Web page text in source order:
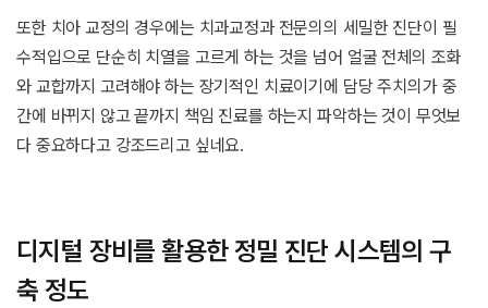
또한 치아 교정의 경우에는 치과교정과 전문의의 세밀한 진단이 필
수적입으로 단순히 치열을 고르게 하는 것을 넘어 얼굴 전체의 조화
와 교합까지 고려해야 하는 장기적인 치료이기에 담당 주치의가 중
간에 바뀌지 않고 끝까지 책임 진료를 하는지 파악하는 것이 무엇보
다 중요하다고 강조드리고 싶네요.
디지털 장비를 활용한 정밀 진단 시스템의 구
축 정도